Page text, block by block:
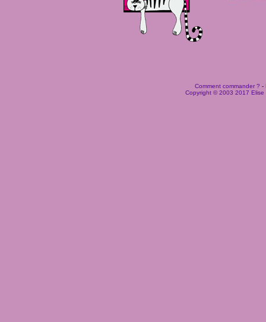
Comment commander ? -
Copyright © 2003 2017 Elise